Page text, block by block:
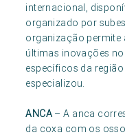
internacional,
organizado por
organização permite
últimas inovações
específicos da
especializou.
ANCA – A anca
da coxa com os